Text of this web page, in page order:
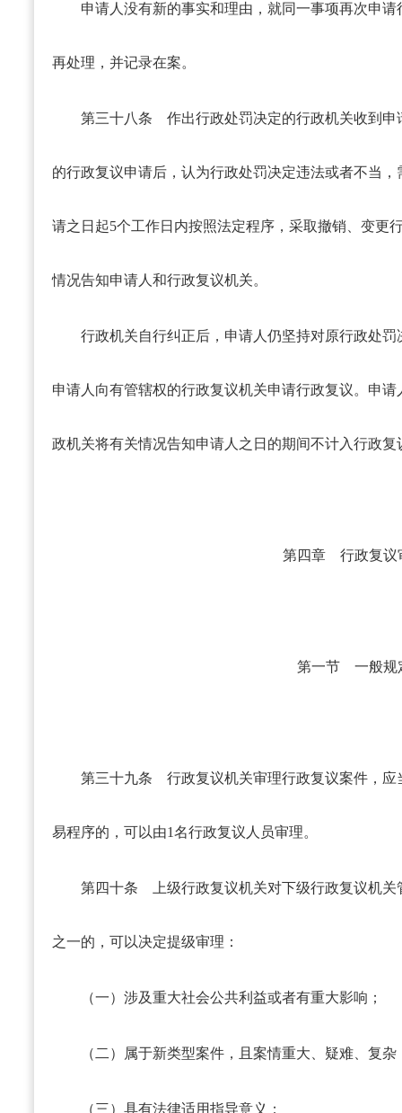
申请人没有新的事实和理由，就同一事项再次申
再处理，并记录在案。
第三十八条 作出行政处罚决定的行政机关收到申
的行政复议申请后，认为行政处罚决定违法或者不当
请之日起5个工作日内按照法定程序，采取撤销、变更
情况告知申请人和行政复议机关。
行政机关自行纠正后，申请人仍坚持对原行政处
申请人向有管辖权的行政复议机关申请行政复议。申
政机关将有关情况告知申请人之日的期间不计入行政复
第四章 行政复议
第一节 一般规
第三十九条 行政复议机关审理行政复议案件，应
易程序的，可以由1名行政复议人员审理。
第四十条 上级行政复议机关对下级行政复议机关
之一的，可以决定提级审理：
（一）涉及重大社会公共利益或者有重大影响；
（二）属于新类型案件，且案情重大、疑难、复杂
（三）具有法律适用指导意义；